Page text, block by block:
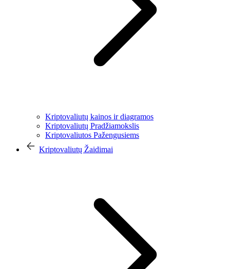
Kriptovaliutų kainos ir diagramos
Kriptovaliutų Pradžiamokslis
Kriptovaliutos Pažengusiems
Kriptovaliutų Žaidimai